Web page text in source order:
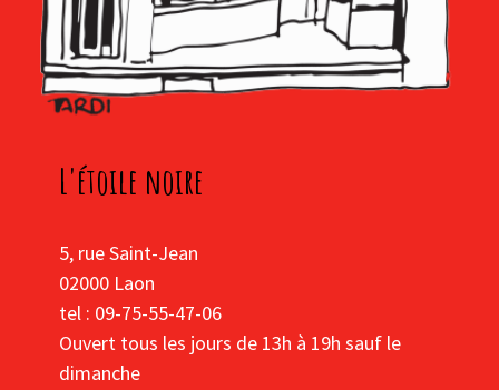
L'étoile noire
5, rue Saint-Jean
02000 Laon
tel : 09-75-55-47-06
Ouvert tous les jours de 13h à 19h sauf le
dimanche